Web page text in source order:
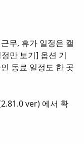
무, 휴가 일정은 캘
만 보기] 옵션 기
동료 일정도 한 곳
ver) 에서 확